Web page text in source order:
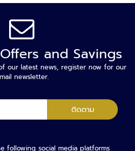
and Savings
our latest news, register now for our
newsletter.
ติดตาม
following social media platforms